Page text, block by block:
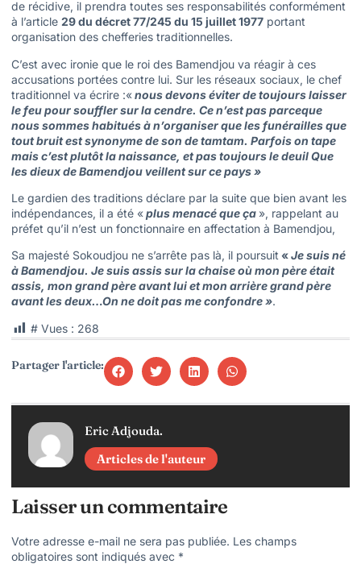
de récidive, il prendra toutes ses responsabilités conformément
à l’article 29 du décret 77/245 du 15 juillet 1977 portant
organisation des chefferies traditionnelles.
C’est avec ironie que le roi des Bamendjou va réagir à ces
accusations portées contre lui. Sur les réseaux sociaux, le chef
traditionnel va écrire :«nous devons éviter de toujours laisser
le feu pour souffler sur la cendre. Ce n’est pas parceque
nous sommes habitués à n’organiser que les funérailles que
tout bruit est synonyme de son de tamtam. Parfois on tape
mais c’est plutôt la naissance, et pas toujours le deuil Que
les dieux de Bamendjou veillent sur ce pays »
Le gardien des traditions déclare par la suite que bien avant les
indépendances, il a été «plus menacé que ça », rappelant au
préfet qu’il n’est un fonctionnaire en affectation à Bamendjou,
Sa majesté Sokoudjou ne s’arrête pas là, il poursuit «Je suis né
à Bamendjou. Je suis assis sur la chaise où mon père était
assis, mon grand père avant lui et mon arrière grand père
avant les deux…On ne doit pas me confondre ».
# Vues : 268
Partager l'article:
Eric Adjouda.
Articles de l'auteur
Laisser un commentaire
Votre adresse e-mail ne sera pas publiée. Les champs
obligatoires sont indiqués avec *